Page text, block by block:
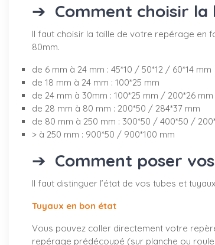
➔ Comment choisir
Il faut choisir la taille de votre repérage en
80mm.
de 6 mm à 24 mm : 45*10 / 50*12 / 60*14 mm
de 18 mm à 24 mm : 100*25 mm
de 24 mm à 30mm : 100*25 mm / 200*26 mm
de 28 mm à 80 mm : 200*50 / 284*37 mm
de 80 mm à 250 mm : 300*50 / 400*50 /
> à 250 mm : 900*50 / 900*100 mm
➔ Comment poser
Il faut distinguer l’état de vos tubes et
Tuyaux en bon état
Vous pouvez coller directement votre
repérage prédécoupé (sur planche ou